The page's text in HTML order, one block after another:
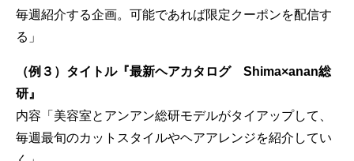
毎週紹介する企画。可能であれば限定クーポンを配信す
る」
（例３）タイトル『最新ヘアカタログ Shima×anan総
研』
内容「美容室とアンアン総研モデルがタイアップして、
毎週最旬のカットスタイルやヘアアレンジを紹介してい